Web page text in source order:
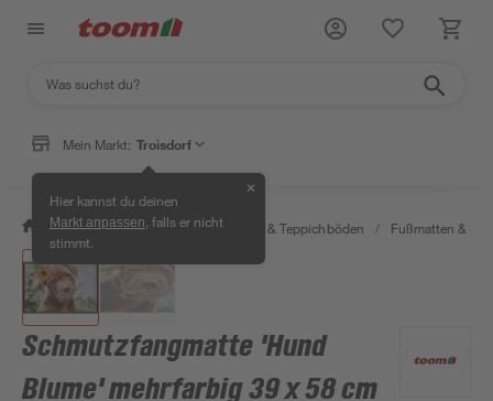
Mein Markt: Troisdorf
Hier kannst du deinen
Markt anpassen , falls er nicht
stimmt.
✕
/ Wohnen & Haushalt / Teppiche & Teppichböden / Fußmatten &
Schmutzfangmatte 'Hund
Blume' mehrfarbig 39 x 58 cm